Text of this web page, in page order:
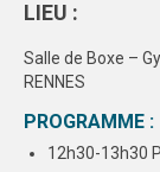
LIEU :
Salle de Boxe –
RENNES
PROGRAMME :
12h30-13h30